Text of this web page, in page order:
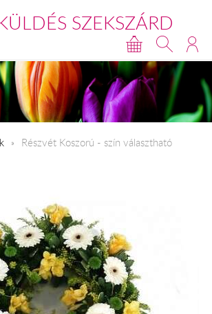
SZEKSZÁRD
Részvét Koszorú - szín választható